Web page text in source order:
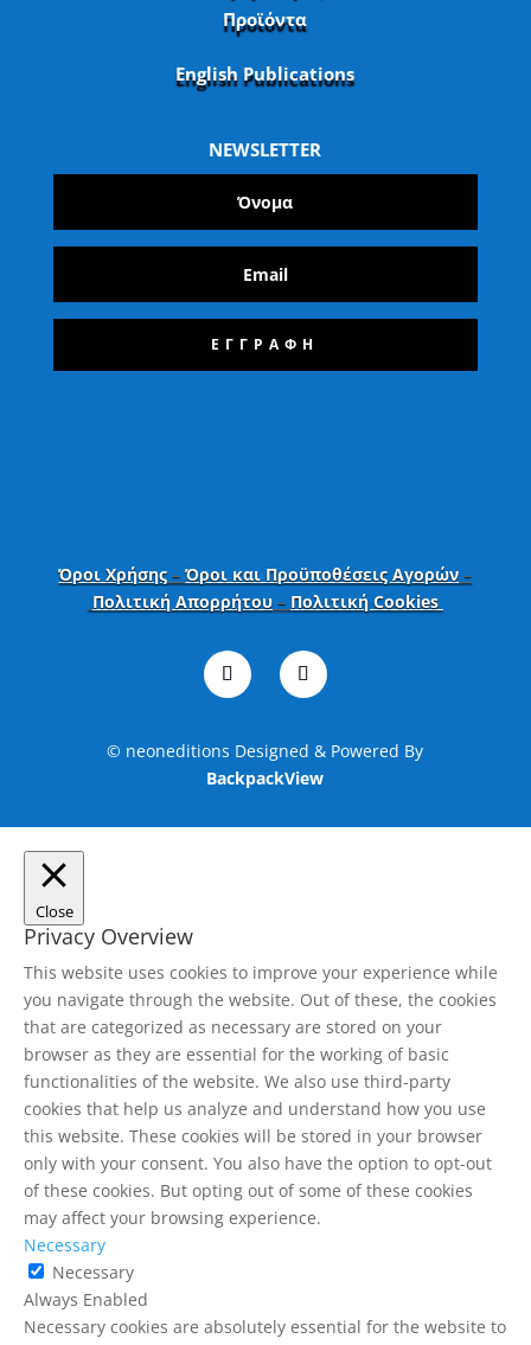
Προϊόντα
English Publications
NEWSLETTER
ΕΓΓΡΑΦΗ
Όροι Χρήσης –Όροι και Προϋποθέσεις Αγορών–
Πολιτική Απορρήτου– Πολιτική Cookies
© neoneditions Designed & Powered By
BackpackView
Close
Privacy Overview
This website uses cookies to improve your experience while
you navigate through the website. Out of these, the cookies
that are categorized as necessary are stored on your
browser as they are essential for the working of basic
functionalities of the website. We also use third-party
cookies that help us analyze and understand how you use
this website. These cookies will be stored in your browser
only with your consent. You also have the option to opt-out
of these cookies. But opting out of some of these cookies
may affect your browsing experience.
Necessary
Necessary
Always Enabled
Necessary cookies are absolutely essential for the website to